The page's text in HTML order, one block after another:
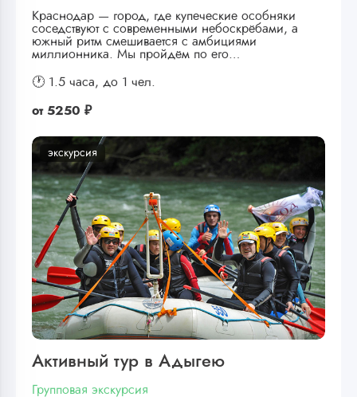
Краснодар — город, где купеческие особняки
соседствуют с современными небоскрёбами, а
южный ритм смешивается с амбициями
миллионника. Мы пройдём по его…
🕐 1.5 часа, до 1 чел.
от 5250 ₽
экскурсия
Активный тур в Адыгею
Групповая экскурсия